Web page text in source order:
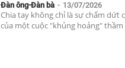
Đàn ông-Đàn bà - 13/07/2026
Chia tay không chỉ là sự chấm dứt
của một cuộc "khủng hoảng"